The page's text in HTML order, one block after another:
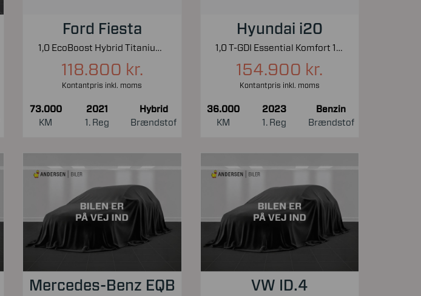
Ford Fiesta
1,0 EcoBoost Hybrid Titanium X Start/Stop 125HK 5d 6g
118.800 kr.
Kontantpris inkl. moms
73.000
KM
2021
1. Reg
Hybrid
Brændstof
Hyundai i20
1,0 T-GDI Essential Komfort 100HK 5d 6g
154.900 kr.
Kontantpris inkl. moms
36.000
KM
2023
1. Reg
Benzin
Brændstof
Mercedes-Benz EQB
VW ID.4